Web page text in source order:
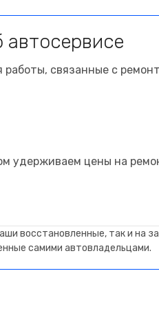
автосервисе
связанные с
удерживаем цены на
восстановленные, так и на
самими автовладельцами.